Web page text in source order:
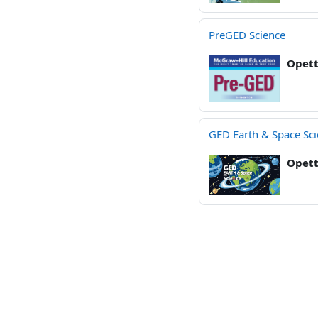
PreGED Science
GED Earth & Space